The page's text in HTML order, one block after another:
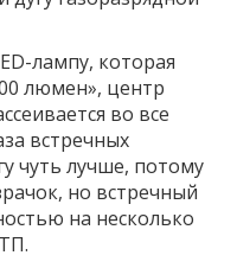
лампу, которая
люмен», центр
во все
встречных
чуть лучше, потому
но встречный
на несколько